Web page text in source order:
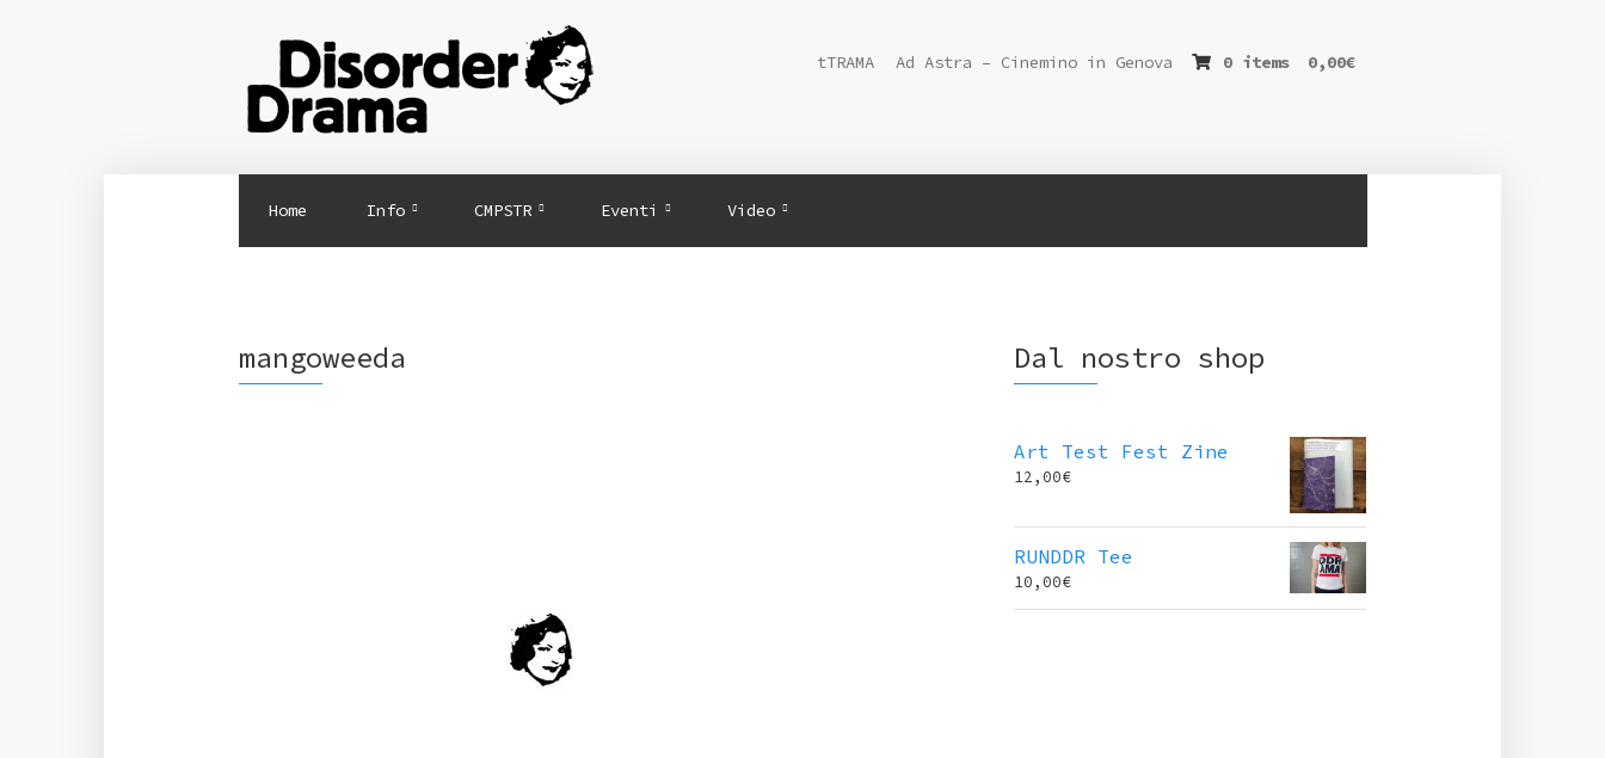
tTRAMA Ad Astra – Cinemino in Genova 0 items 0,00€
Home Info CMPSTR Eventi Video
mangoweeda Dal nostro shop
Art Test Fest Zine
12,00€
RUNDDR Tee
10,00€